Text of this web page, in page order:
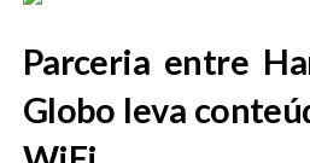
Parceria entre
Globo leva